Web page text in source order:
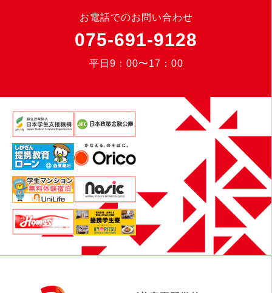
お電話でのお問い合わせ
075-691-9128
平日9：00〜17：00